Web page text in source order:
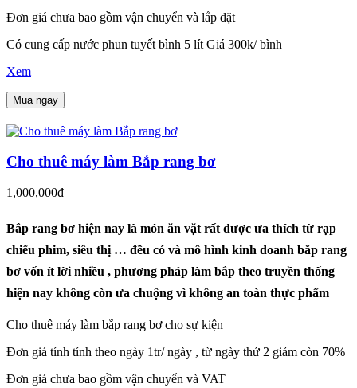
Đơn giá chưa bao gồm vận chuyển và lắp đặt
Có cung cấp nước phun tuyết bình 5 lít Giá 300k/ bình
Xem
Mua ngay
Cho thuê máy làm Bắp rang bơ
1,000,000đ
Bắp rang bơ hiện nay là món ăn vặt rất được ưa thích từ rạp
chiếu phim, siêu thị … đều có và mô hình kinh doanh bắp rang
bơ vốn ít lời nhiều , phương pháp làm bắp theo truyền thống
hiện nay không còn ưa chuộng vì không an toàn thực phẩm
Cho thuê máy làm bắp rang bơ cho sự kiện
Đơn giá tính tính theo ngày 1tr/ ngày , từ ngày thứ 2 giảm còn 70%
Đơn giá chưa bao gồm vận chuyển và VAT